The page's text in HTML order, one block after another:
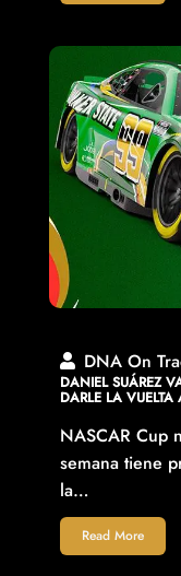
DNA On
DANIEL SUÁREZ
DARLE LA
NASCAR Cup
semana tiene
la…
Read More